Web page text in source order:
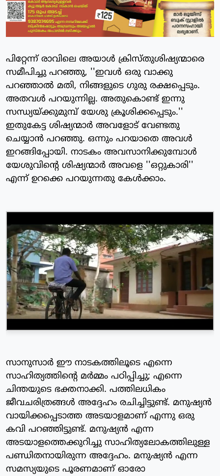
പിറ്റേന്ന് രാവിലെ അയാള്‍ ക്രിസ്തുശിഷ്യന്മാരെ
സമീപിച്ചു പറഞ്ഞു, ''ഇവള്‍ ഒരു വാക്കു
പറഞ്ഞാല്‍ മതി, നിങ്ങളുടെ ഗുരു രക്ഷപ്പെടും.
അതവള്‍ പറയുന്നില്ല. അതുകൊണ്ട് ഇന്നു
സന്ധ്യയ്ക്കുമുമ്പ് യേശു ക്രൂശിക്കപ്പെടും.''
ഇതുകേട്ട ശിഷ്യന്മാര്‍ അവളോട് വേണ്ടതു
ചെയ്യാന്‍ പറഞ്ഞു. ഒന്നും പറയാതെ അവള്‍
ഇറങ്ങിപ്പോയി. നാടകം അവസാനിക്കുമ്പോള്‍
യേശുവിന്റെ ശിഷ്യന്മാര്‍ അവളെ ''ഒറ്റുകാരി''
എന്ന് ഉറക്കെ പറയുന്നതു കേള്‍ക്കാം.
സാനുസാര്‍ ഈ നാടകത്തിലൂടെ എന്നെ
സാഹിത്യത്തിന്റെ മര്‍മ്മം പഠിപ്പിച്ചു; എന്നെ
ചിന്തയുടെ ഭക്തനാക്കി. പത്തിലധികം
ജീവചരിത്രങ്ങള്‍ അദ്ദേഹം രചിച്ചിട്ടുണ്ട്. മനുഷ്യന്‍
വായിക്കപ്പെടാത്ത അടയാളമാണ് എന്നു ഒരു
കവി പറഞ്ഞിട്ടുണ്ട്. മനുഷ്യന്‍ എന്ന
അടയാളത്തെക്കുറിച്ചു സാഹിത്യലോകത്തിലുള്ള
പണ്ഡിതനായിരുന്ന അദ്ദേഹം. മനുഷ്യന്‍ എന്ന
സമസ്യയുടെ പൂരണമാണ് ഓരോ